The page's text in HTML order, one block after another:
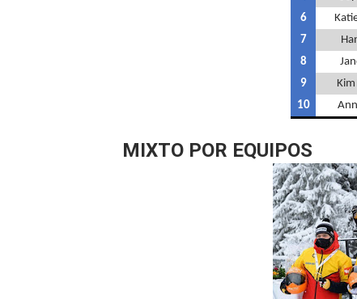
6
7
8
9
10
MIXTO POR EQUIPOS